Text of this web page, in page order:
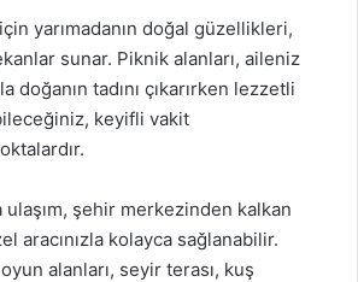
yarımadanın doğal güzellikleri,
sunar. Piknik alanları, aileniz
doğanın tadını çıkarırken lezzetli
keyifli vakit
ulaşım, şehir merkezinden kalkan
aracınızla kolayca sağlanabilir.
alanları, seyir terası, kuş